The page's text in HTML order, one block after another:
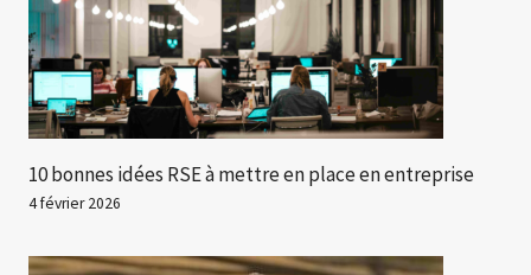
10 bonnes idées RSE à mettre en place en entreprise
4 février 2026